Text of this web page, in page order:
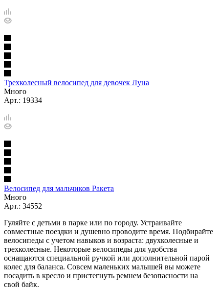
Трехколесный велосипед для девочек Луна
Много
Арт.: 19334
Велосипед для мальчиков Ракета
Много
Арт.: 34552
Гуляйте с детьми в парке или по городу. Устраивайте
совместные поездки и душевно проводите время. Подбирайте
велосипеды с учетом навыков и возраста: двухколесные и
трехколесные. Некоторые велосипеды для удобства
оснащаются специальной ручкой или дополнительной парой
колес для баланса. Совсем маленьких малышей вы можете
посадить в кресло и пристегнуть ремнем безопасности на
свой байк.